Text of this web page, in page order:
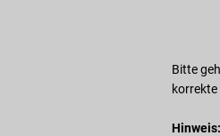
Bitte
Hinweis: